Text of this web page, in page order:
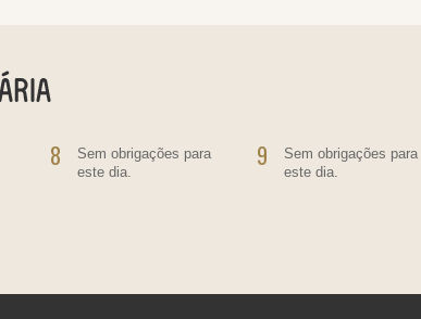
8
Sem obrigações para
este dia.
9
Sem obrigações para
este dia.